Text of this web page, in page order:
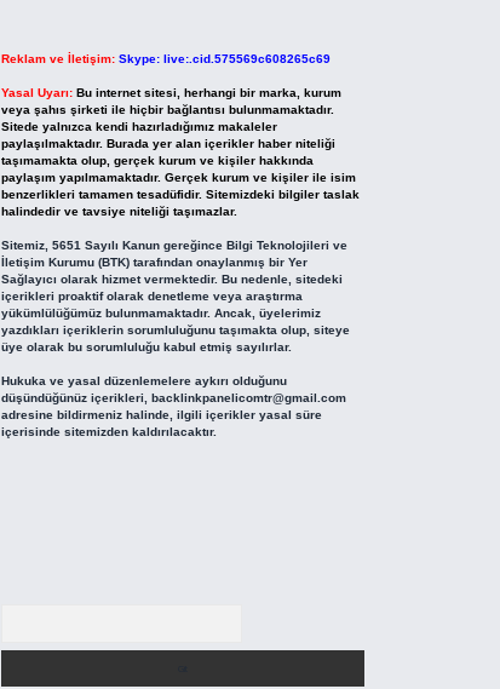
Reklam ve İletişim: Skype: live:.cid.575569c608265c69
Yasal Uyarı: Bu internet sitesi, herhangi bir marka, kurum
veya şahıs şirketi ile hiçbir bağlantısı bulunmamaktadır.
Sitede yalnızca kendi hazırladığımız makaleler
paylaşılmaktadır. Burada yer alan içerikler haber niteliği
taşımamakta olup, gerçek kurum ve kişiler hakkında
paylaşım yapılmamaktadır. Gerçek kurum ve kişiler ile isim
benzerlikleri tamamen tesadüfidir. Sitemizdeki bilgiler taslak
halindedir ve tavsiye niteliği taşımazlar.
Sitemiz, 5651 Sayılı Kanun gereğince Bilgi Teknolojileri ve
İletişim Kurumu (BTK) tarafından onaylanmış bir Yer
Sağlayıcı olarak hizmet vermektedir. Bu nedenle, sitedeki
içerikleri proaktif olarak denetleme veya araştırma
yükümlülüğümüz bulunmamaktadır. Ancak, üyelerimiz
yazdıkları içeriklerin sorumluluğunu taşımakta olup, siteye
üye olarak bu sorumluluğu kabul etmiş sayılırlar.
Hukuka ve yasal düzenlemelere aykırı olduğunu
düşündüğünüz içerikleri, backlinkpanelicomtr@gmail.com
adresine bildirmeniz halinde, ilgili içerikler yasal süre
içerisinde sitemizden kaldırılacaktır.